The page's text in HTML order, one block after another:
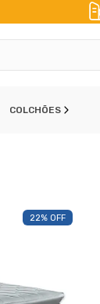
COLCHÕES
22% OFF